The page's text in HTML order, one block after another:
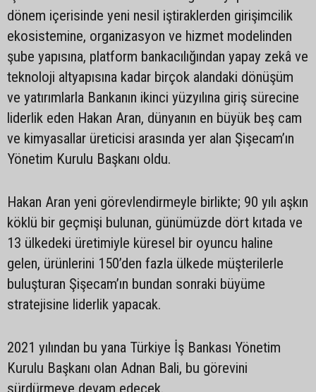
dönem içerisinde yeni nesil iştiraklerden girişimcilik
ekosistemine, organizasyon ve hizmet modelinden
şube yapısına, platform bankacılığından yapay zekâ ve
teknoloji altyapısına kadar birçok alandaki dönüşüm
ve yatırımlarla Bankanın ikinci yüzyılına giriş sürecine
liderlik eden Hakan Aran, dünyanın en büyük beş cam
ve kimyasallar üreticisi arasında yer alan Şişecam’ın
Yönetim Kurulu Başkanı oldu.
Hakan Aran yeni görevlendirmeyle birlikte; 90 yılı aşkın
köklü bir geçmişi bulunan, günümüzde dört kıtada ve
13 ülkedeki üretimiyle küresel bir oyuncu haline
gelen, ürünlerini 150’den fazla ülkede müşterilerle
buluşturan Şişecam’ın bundan sonraki büyüme
stratejisine liderlik yapacak.
2021 yılından bu yana Türkiye İş Bankası Yönetim
Kurulu Başkanı olan Adnan Bali, bu görevini
sürdürmeye devam edecek.